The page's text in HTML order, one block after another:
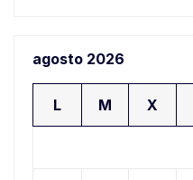
agosto 2026
L M X